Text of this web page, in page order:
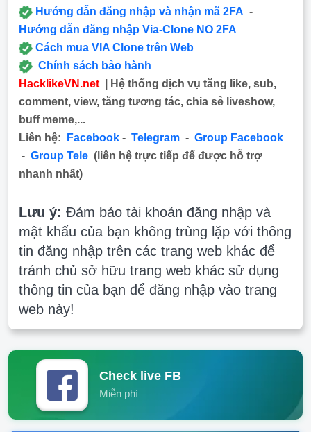
Hướng dẫn đăng nhập và nhận mã 2FA -
Hướng dẫn đăng nhập Via-Clone NO 2FA
Cách mua VIA Clone trên Web
Chính sách bảo hành
HacklikeVN.net | Hệ thống dịch vụ tăng like, sub,
comment, view, tăng tương tác, chia sẻ liveshow,
buff meme,...
Liên hệ:
Facebook - Telegram - Group Facebook
- Group Tele (liên hệ trực tiếp để được hỗ trợ
nhanh nhất)
Lưu ý: Đảm bảo tài khoản đăng nhập và
mật khẩu của bạn không trùng lặp với thông
tin đăng nhập trên các trang web khác để
tránh chủ sở hữu trang web khác sử dụng
thông tin của bạn để đăng nhập vào trang
web này!
Check live FB
Miễn phí